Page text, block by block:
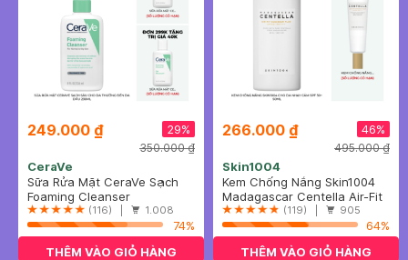
249.000 ₫ 29%
350.000 ₫
CeraVe
Sữa Rửa Mặt CeraVe Sạch
Sâu Cho Da Thường Đến Da
Dầu 236ml
Foaming Cleanser
(116) | 1.008
74%
THÊM VÀO GIỎ HÀNG
266.000 ₫ 46%
495.000 ₫
Skin1004
Kem Chống Nắng Skin1004
Cho Da Nhạy Cảm SPF 50+
50ml
Madagascar Centella Air-Fit
Suncream Plus SPF50+
PA++++
(119) | 905
64%
THÊM VÀO GIỎ HÀNG